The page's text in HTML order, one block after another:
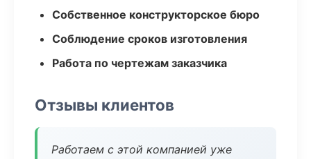
Собственное конструкторское бюро
Соблюдение сроков изготовления
Работа по чертежам заказчика
Отзывы клиентов
Работаем с этой компанией уже